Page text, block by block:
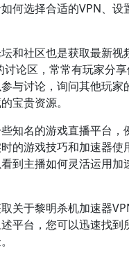
何选择合适的VPN、设
和社区也是获取最新视
讨论区，常常有玩家分
与讨论，询问其他玩家
宝贵资源。
知名的游戏直播平台，
的游戏技巧和加速器使
到主播如何灵活运用加
关于黎明杀机加速器
平台，您可以迅速找到